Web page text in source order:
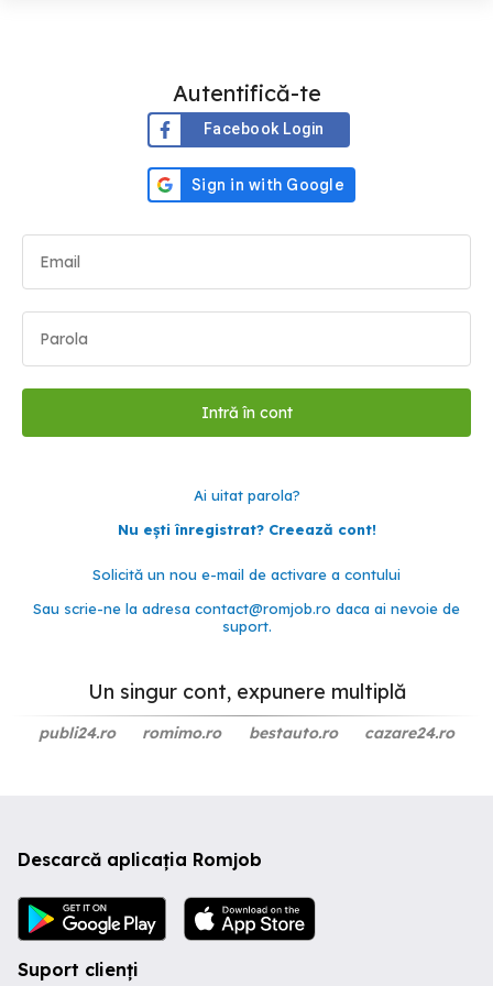
Autentifică-te
Facebook Login
Ai uitat parola?
Nu ești înregistrat? Creează cont!
Solicită un nou e-mail de activare a contului
Sau scrie-ne la adresa contact@romjob.ro daca ai nevoie de
suport.
Un singur cont, expunere multiplă
publi24.ro romimo.ro bestauto.ro cazare24.ro
Descarcă aplicația Romjob
Suport clienți